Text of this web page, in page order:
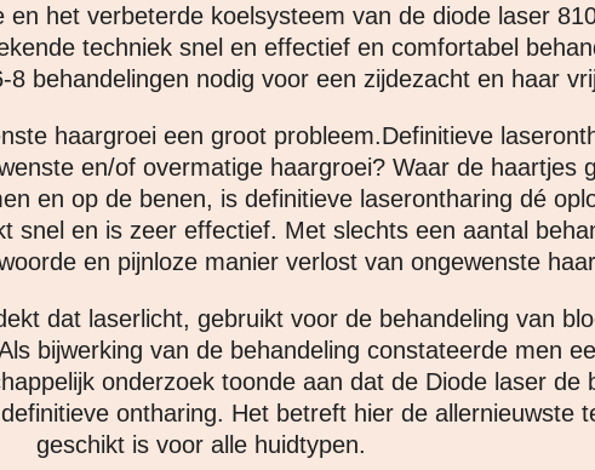
en het verbeterde koelsysteem van de diode laser
techniek snel en effectief en comfortabel
behandelingen nodig voor een zijdezacht en haar
haargroei een groot probleem.Definitieve
en/of overmatige haargroei? Waar de haartjes
en op de benen, is definitieve laserontharing dé
snel en is zeer effectief. Met slechts een aantal
en pijnloze manier verlost van ongewenste
dat laserlicht, gebruikt voor de behandeling van
bijwerking van de behandeling constateerde men
onderzoek toonde aan dat de Diode laser de
ontharing. Het betreft hier de allernieuwste
geschikt is voor alle huidtypen.